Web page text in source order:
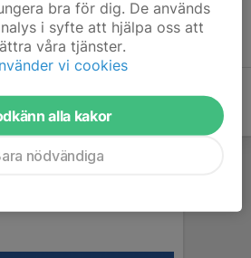
bra för dig. De används
i syfte att hjälpa oss att
våra tjänster.
vi cookies
alla kakor
nödvändiga